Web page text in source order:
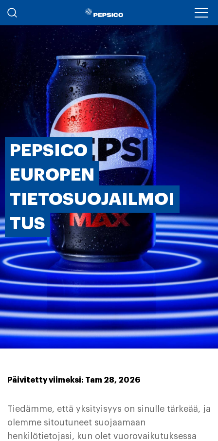
Hyppää pääsisältöön
PEPSICO
EUROPEN
TIETOSUOJAILMOI
TUS
Päivitetty viimeksi: Tam 28, 2026
Tiedämme, että yksityisyys on sinulle tärkeää, ja
olemme sitoutuneet suojaamaan
henkilötietojasi, kun olet vuorovaikutuksessa